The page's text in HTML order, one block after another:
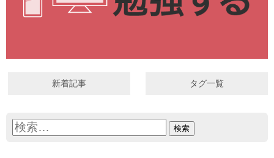
新着記事 タグ一覧
検
索: